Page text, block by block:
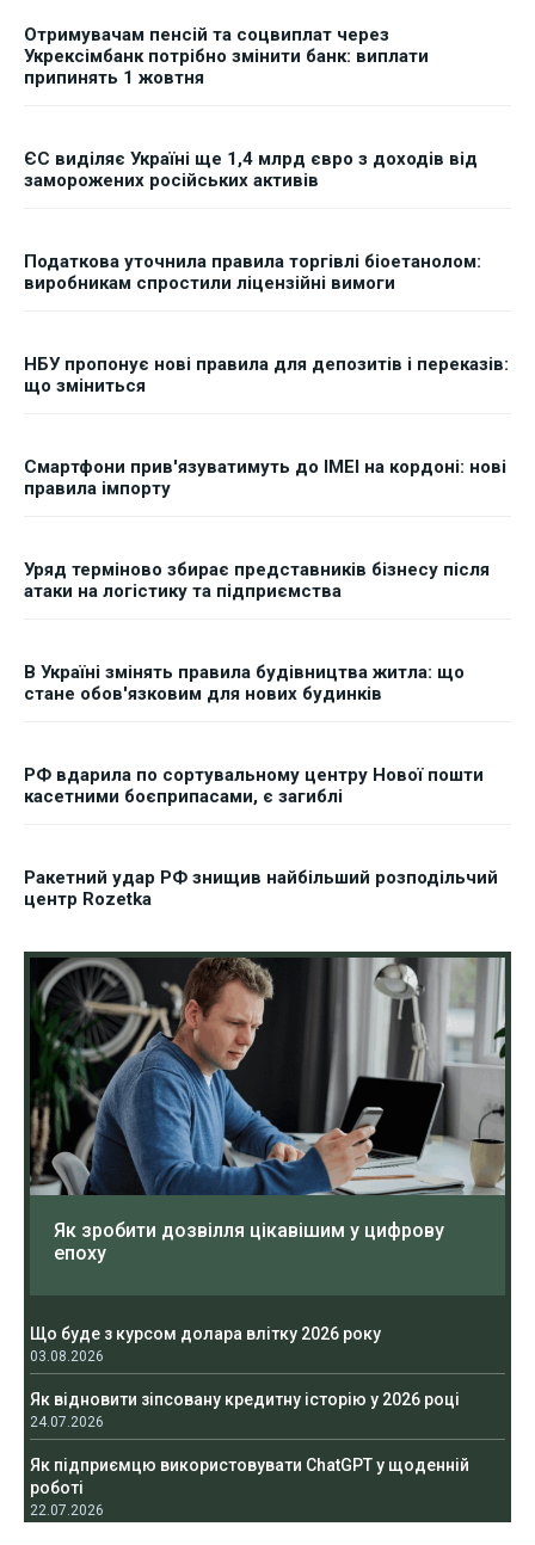
Отримувачам пенсій та соцвиплат через
Укрексімбанк потрібно змінити банк: виплати
припинять 1 жовтня
ЄС виділяє Україні ще 1,4 млрд євро з доходів від
заморожених російських активів
Податкова уточнила правила торгівлі біоетанолом:
виробникам спростили ліцензійні вимоги
НБУ пропонує нові правила для депозитів і переказів:
що зміниться
Смартфони прив'язуватимуть до IMEI на кордоні: нові
правила імпорту
Уряд терміново збирає представників бізнесу після
атаки на логістику та підприємства
В Україні змінять правила будівництва житла: що
стане обов'язковим для нових будинків
РФ вдарила по сортувальному центру Нової пошти
касетними боєприпасами, є загиблі
Ракетний удар РФ знищив найбільший розподільчий
центр Rozetka
Як зробити дозвілля цікавішим у цифрову
епоху
Що буде з курсом долара влітку 2026 року
03.08.2026
Як відновити зіпсовану кредитну історію у 2026 році
24.07.2026
Як підприємцю використовувати ChatGPT у щоденній
роботі
22.07.2026